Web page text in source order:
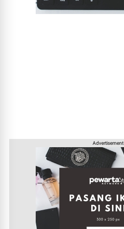
Advertisement